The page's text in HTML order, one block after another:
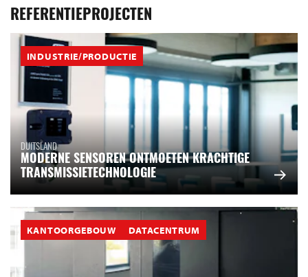
REFERENTIEPROJECTEN
INDUSTRIE/PRODUCTIE
DUITSLAND
MODERNE SENSOREN ONTMOETEN KRACHTIGE
TRANSMISSIETECHNOLOGIE
KANTOORGEBOUW DATACENTRUM